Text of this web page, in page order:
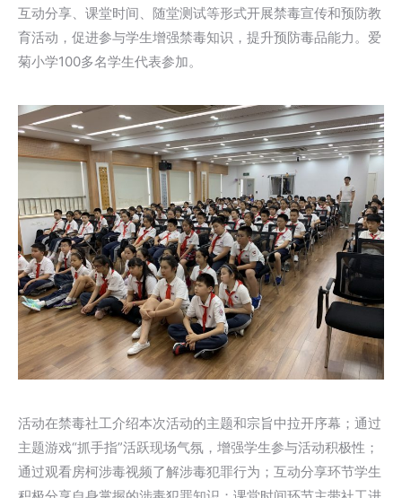
互动分享、课堂时间、随堂测试等形式开展禁毒宣传和预防教
育活动，促进参与学生增强禁毒知识，提升预防毒品能力。爱
菊小学100多名学生代表参加。
活动在禁毒社工介绍本次活动的主题和宗旨中拉开序幕；通过
主题游戏“抓手指”活跃现场气氛，增强学生参与活动积极性；
通过观看房柯涉毒视频了解涉毒犯罪行为；互动分享环节学生